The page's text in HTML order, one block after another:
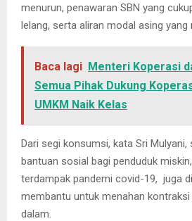
menurun, penawaran SBN yang
lelang, serta aliran modal asing
Baca lagi Menteri Koperasi
Semua Pihak Dukung
UMKM Naik Kelas
Dari segi konsumsi, kata Sri
bantuan sosial bagi penduduk
terdampak pandemi covid-19, juga
membantu untuk menahan
dalam.